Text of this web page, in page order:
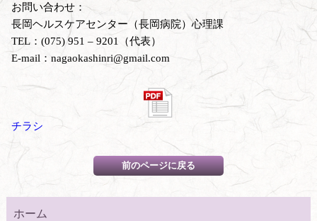
お問い合わせ：
長岡ヘルスケアセンター（長岡病院）心理課
TEL：(075) 951 – 9201（代表）
E-mail：nagaokashinri@gmail.com
チラシ
ホーム